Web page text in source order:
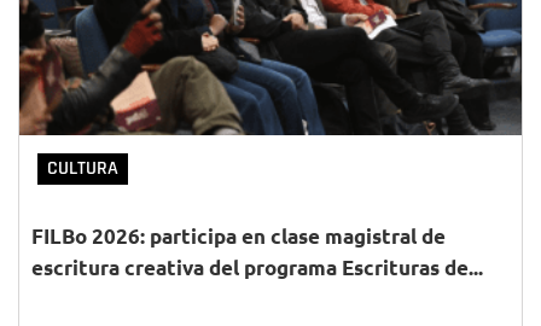
CULTURA
FILBo 2026: participa en clase magistral de
escritura creativa del programa Escrituras de...